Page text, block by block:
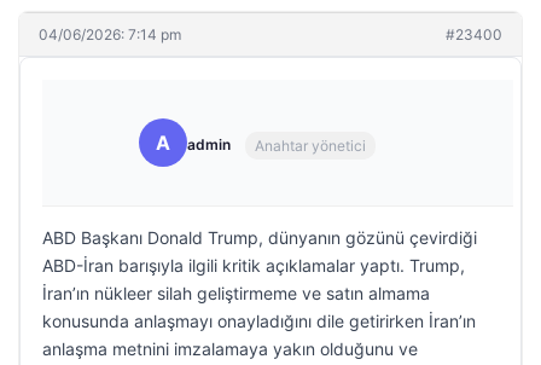
04/06/2026: 7:14 pm #23400
A admin Anahtar yönetici
ABD Başkanı Donald Trump, dünyanın gözünü çevirdiği
ABD-İran barışıyla ilgili kritik açıklamalar yaptı. Trump,
İran’ın nükleer silah geliştirmeme ve satın almama
konusunda anlaşmayı onayladığını dile getirirken İran’ın
anlaşma metnini imzalamaya yakın olduğunu ve